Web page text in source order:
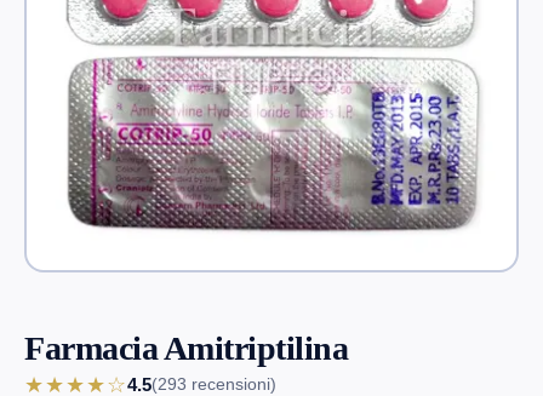
Farmacia Amitriptilina
★★★★☆4.5(293 recensioni)